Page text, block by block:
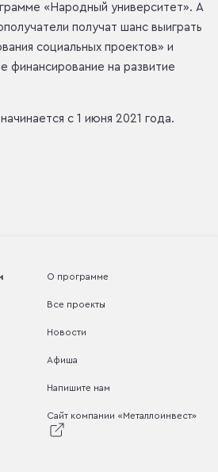
«Народный университет». А
получат шанс выиграть
социальных проектов» и
финансирование на развитие
с 1 июня 2021 года.
О программе
Все проекты
Новости
Афиша
Напишите нам
Сайт компании «Металлоинвест»